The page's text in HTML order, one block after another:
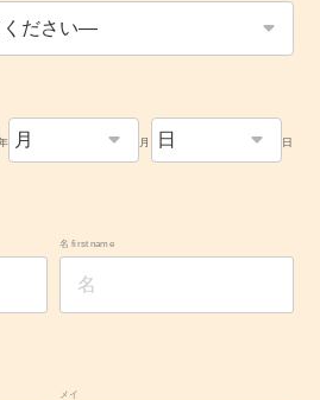
月 日
名 first name
メイ